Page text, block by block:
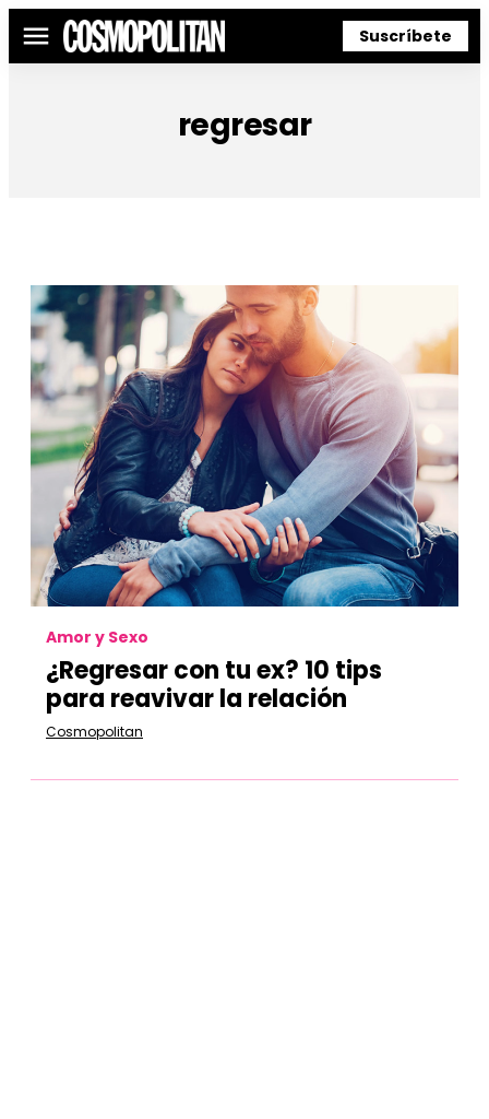
Menú Suscríbete
regresar
Amor y Sexo
¿Regresar con tu ex? 10 tips
para reavivar la relación
Cosmopolitan